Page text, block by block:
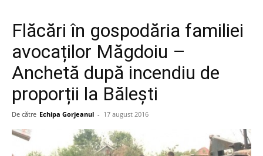
Flăcări în gospodăria familiei
avocaților Măgdoiu –
Anchetă după incendiu de
proporții la Bălești
De către Echipa Gorjeanul - 17 august 2016